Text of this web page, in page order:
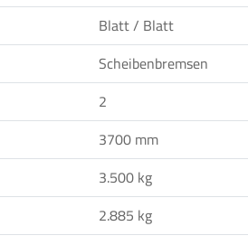
Blatt / Blatt
Scheibenbremsen
2
3700 mm
3.500 kg
2.885 kg